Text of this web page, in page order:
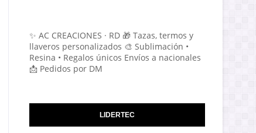
✨ AC CREACIONES · RD 🎁 Tazas, termos y
llaveros personalizados 🎨 Sublimación •
Resina • Regalos únicos Envíos a nacionales
📩 Pedidos por DM
LIDERTEC